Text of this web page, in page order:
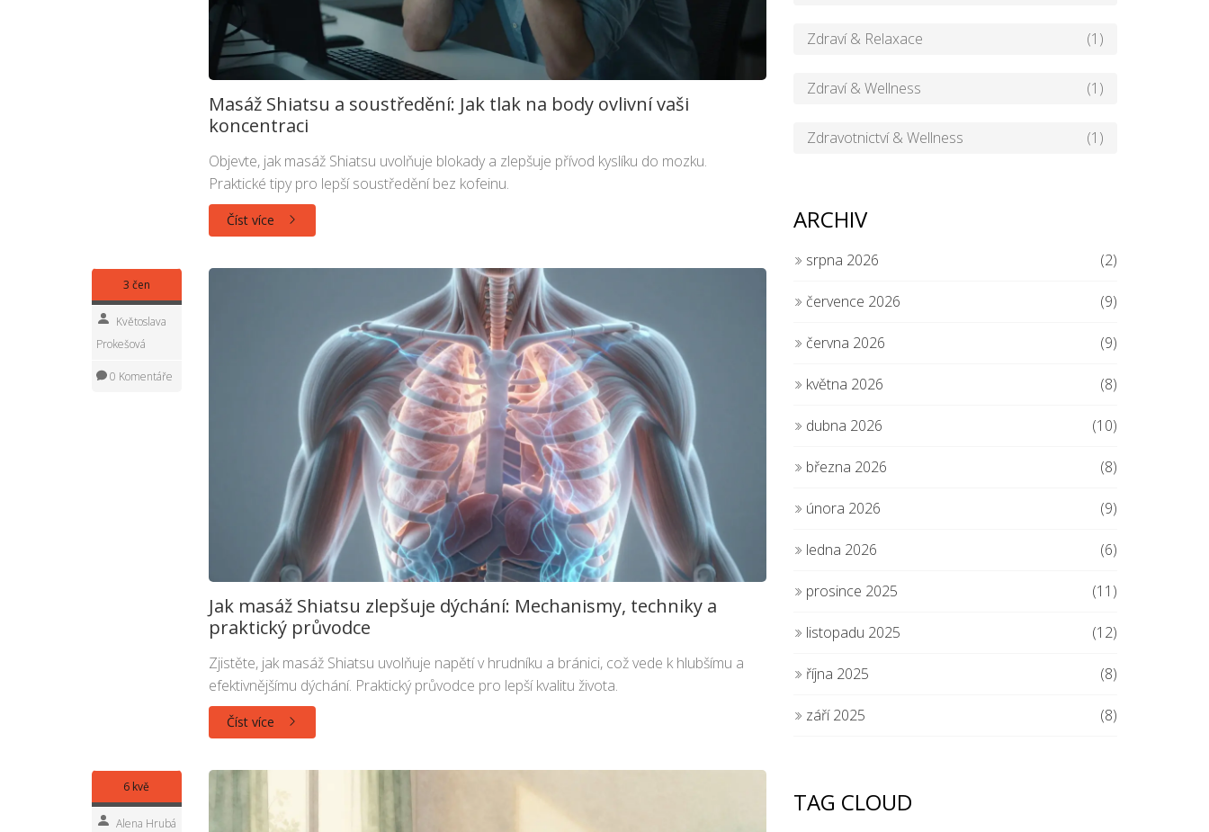
Masáž Shiatsu a soustředění: Jak tlak na body ovlivní vaši
koncentraci
Objevte, jak masáž Shiatsu uvolňuje blokady a zlepšuje přívod kyslíku do mozku.
Praktické tipy pro lepší soustředění bez kofeinu.
Číst více
3 čen
Květoslava
Prokešová
0 Komentáře
Jak masáž Shiatsu zlepšuje dýchání: Mechanismy, techniky a
praktický průvodce
Zjistěte, jak masáž Shiatsu uvolňuje napětí v hrudníku a bránici, což vede k hlubšímu a
efektivnějšímu dýchání. Praktický průvodce pro lepší kvalitu života.
Číst více
6 kvě
Alena Hrubá
Zdraví & Relaxace (1)
Zdraví & Wellness (1)
Zdravotnictví & Wellness (1)
ARCHIV
srpna 2026 (2)
července 2026 (9)
června 2026 (9)
května 2026 (8)
dubna 2026 (10)
března 2026 (8)
února 2026 (9)
ledna 2026 (6)
prosince 2025 (11)
listopadu 2025 (12)
října 2025 (8)
září 2025 (8)
TAG CLOUD